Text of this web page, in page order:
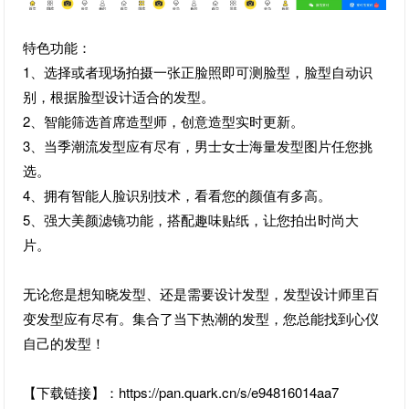
特色功能：
1、选择或者现场拍摄一张正脸照即可测脸型，脸型自动识
别，根据脸型设计适合的发型。
2、智能筛选首席造型师，创意造型实时更新。
3、当季潮流发型应有尽有，男士女士海量发型图片任您挑
选。
4、拥有智能人脸识别技术，看看您的颜值有多高。
5、强大美颜滤镜功能，搭配趣味贴纸，让您拍出时尚大
片。
无论您是想知晓发型、还是需要设计发型，发型设计师里百
变发型应有尽有。集合了当下热潮的发型，您总能找到心仪
自己的发型！
【下载链接】：https://pan.quark.cn/s/e94816014aa7